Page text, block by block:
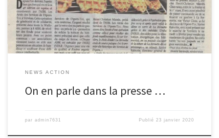
NEWS ACTION
On en parle dans la presse …
par admin7631 Publié23 janvier 2020